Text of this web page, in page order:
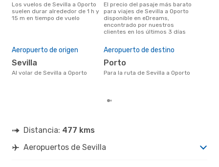
Los vuelos de Sevilla a Oporto
suelen durar alrededor de 1 h y
15 m en tiempo de vuelo
El precio del pasaje más barato
para viajes de Sevilla a Oporto
disponible en eDreams,
encontrado por nuestros
clientes en los últimos 3 días
Aeropuerto de origen
Sevilla
Al volar de Sevilla a Oporto
Aeropuerto de destino
Porto
Para la ruta de Sevilla a Oporto
Distancia: 477 kms
Aeropuertos de Sevilla